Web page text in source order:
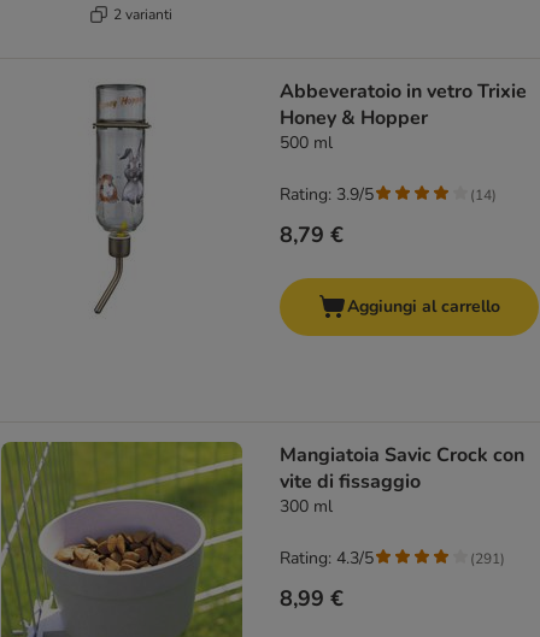
2 varianti
Abbeveratoio in vetro Trixie
Honey & Hopper
500 ml
8,79 €
Rating: 3.9/5 (14)
Aggiungi al carrello
Mangiatoia Savic Crock con
vite di fissaggio
300 ml
8,99 €
Rating: 4.3/5 (291)